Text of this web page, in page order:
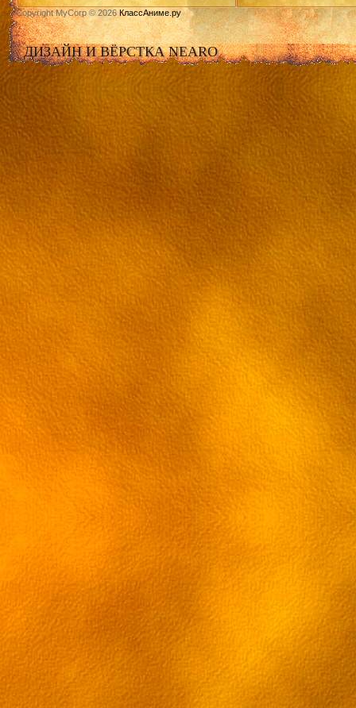
Copyright MyCorp © 2026КлассАниме.ру
ДИЗАЙН И ВЁРСТКА NEARO